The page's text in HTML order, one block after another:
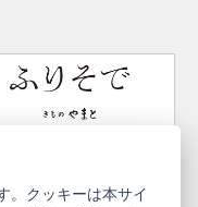
options
in Okinawa)
。クッキーは本サイ